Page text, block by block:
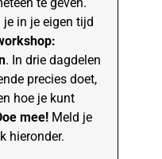
in je eigen tijd
. In drie dagdelen
precies doet,
hoe je kunt
mee! Meld je
hieronder.